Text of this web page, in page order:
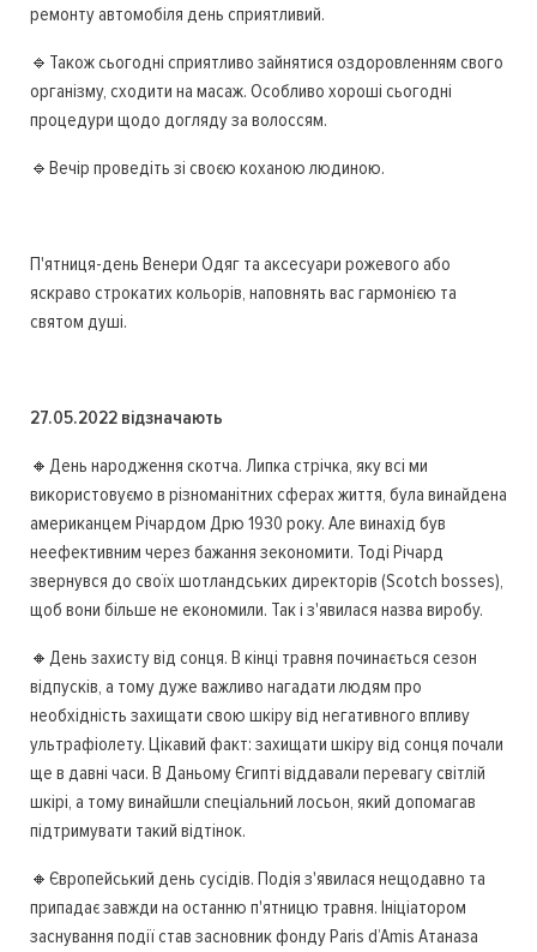
ремонту автомобіля день сприятливий.
🔹Також сьогодні сприятливо зайнятися оздоровленням свого
організму, сходити на масаж. Особливо хороші сьогодні
процедури щодо догляду за волоссям.
🔹Вечір проведіть зі своєю коханою людиною.
П'ятниця-день Венери Одяг та аксесуари рожевого або
яскраво строкатих кольорів, наповнять вас гармонією та
святом душі.
27.05.2022 відзначають
🔸День народження скотча. Липка стрічка, яку всі ми
використовуємо в різноманітних сферах життя, була винайдена
американцем Річардом Дрю 1930 року. Але винахід був
неефективним через бажання зекономити. Тоді Річард
звернувся до своїх шотландських директорів (Scotch bosses),
щоб вони більше не економили. Так і з'явилася назва виробу.
🔸День захисту від сонця. В кінці травня починається сезон
відпусків, а тому дуже важливо нагадати людям про
необхідність захищати свою шкіру від негативного впливу
ультрафіолету. Цікавий факт: захищати шкіру від сонця почали
ще в давні часи. В Даньому Єгипті віддавали перевагу світлій
шкірі, а тому винайшли спеціальний лосьон, який допомагав
підтримувати такий відтінок.
🔸Європейський день сусідів. Подія з'явилася нещодавно та
припадає завжди на останню п'ятницю травня. Ініціатором
заснування події став засновник фонду Paris d’Amis Атаназа